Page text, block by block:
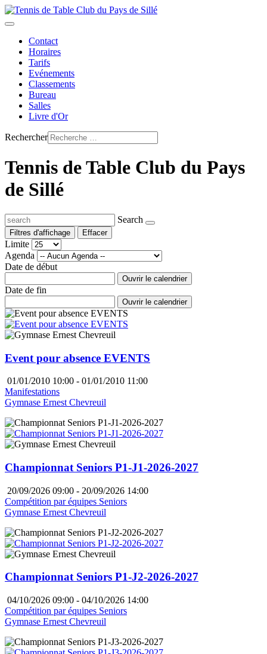
Contact
Horaires
Tarifs
Evénements
Classements
Bureau
Salles
Livre d'Or
Rechercher
Tennis de Table Club du Pays
de Sillé
Search
Filtres d'affichage Effacer
Limite
Agenda
Date de début
Ouvrir le calendrier
Date de fin
Ouvrir le calendrier
Event pour absence EVENTS
01/01/2010 10:00 - 01/01/2010 11:00
Manifestations
Gymnase Ernest Chevreuil
Championnat Seniors P1-J1-2026-2027
20/09/2026 09:00 - 20/09/2026 14:00
Compétition par équipes Seniors
Gymnase Ernest Chevreuil
Championnat Seniors P1-J2-2026-2027
04/10/2026 09:00 - 04/10/2026 14:00
Compétition par équipes Seniors
Gymnase Ernest Chevreuil